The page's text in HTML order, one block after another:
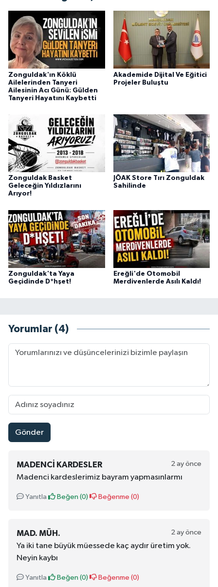
Zonguldak'ın Köklü
Ailelerinden Tanyeri
Ailesinin Acı Günü: Gülden
Tanyeri Hayatını Kaybetti
Akademide Dijital Ve Eğitici
Projeler Buluştu
Zonguldak Basket
Geleceğin Yıldızlarını
Arıyor!
JÖAK Store Tırı Zonguldak
Sahilinde
Zonguldak'ta Yaya
Geçidinde D*hşet!
Ereğli'de Otomobil
Merdivenlerde Asılı Kaldı!
Yorumlar (4)
Gönder
MADENCI KARDESLER 2 ay önce
Madenci kardeslerimiz bayram yapmasınlarmı
Yanıtla Beğen (0) Beğenme (0)
MAD. MÜH. 2 ay önce
Ya iki tane büyük müessede kaç aydır üretim yok.
Neyin kaybı
Yanıtla Beğen (0) Beğenme (0)